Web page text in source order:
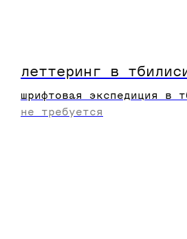
леттеринг в
шрифтовая экспедиция в
не требуется